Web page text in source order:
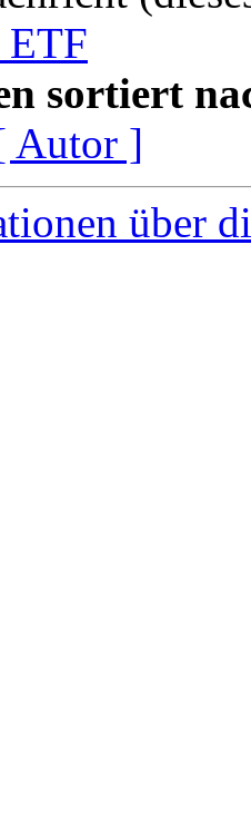
ETF
sortiert
Autor ]
über